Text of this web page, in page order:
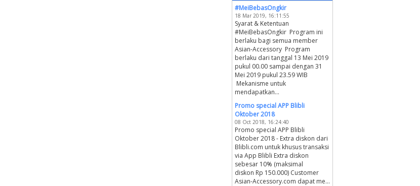
#MeiBebasOngkir
18 Mar 2019, 16:11:55
Syarat & Ketentuan
#MeiBebasOngkir Program ini
berlaku bagi semua member
Asian-Accessory Program
berlaku dari tanggal 13 Mei 2019
pukul 00.00 sampai dengan 31
Mei 2019 pukul 23.59 WIB
Mekanisme untuk
mendapatkan...
Promo special APP Blibli
Oktober 2018
08 Oct 2018, 16:24:40
Promo special APP Blibli
Oktober 2018 - Extra diskon dari
Blibli.com untuk khusus transaksi
via App Blibli Extra diskon
sebesar 10% (maksimal
diskon Rp 150.000) Customer
Asian-Accessory.com dapat me...